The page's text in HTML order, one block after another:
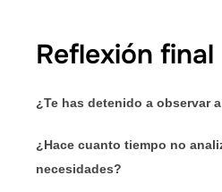
Reflexión final
¿Te has detenido a observar
¿Hace cuanto tiempo no
necesidades?